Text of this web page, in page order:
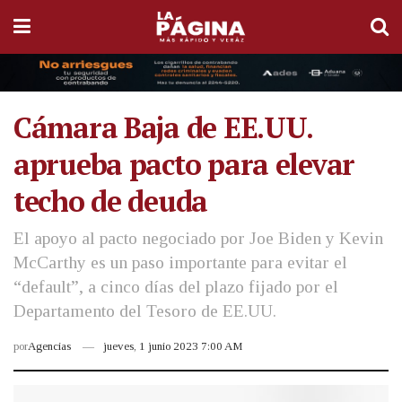
Cámara Baja de EE.UU.
aprueba pacto para elevar
techo de deuda
El apoyo al pacto negociado por Joe Biden y Kevin
McCarthy es un paso importante para evitar el
“default”, a cinco días del plazo fijado por el
Departamento del Tesoro de EE.UU.
porAgencias jueves, 1 junio 2023 7:00 AM